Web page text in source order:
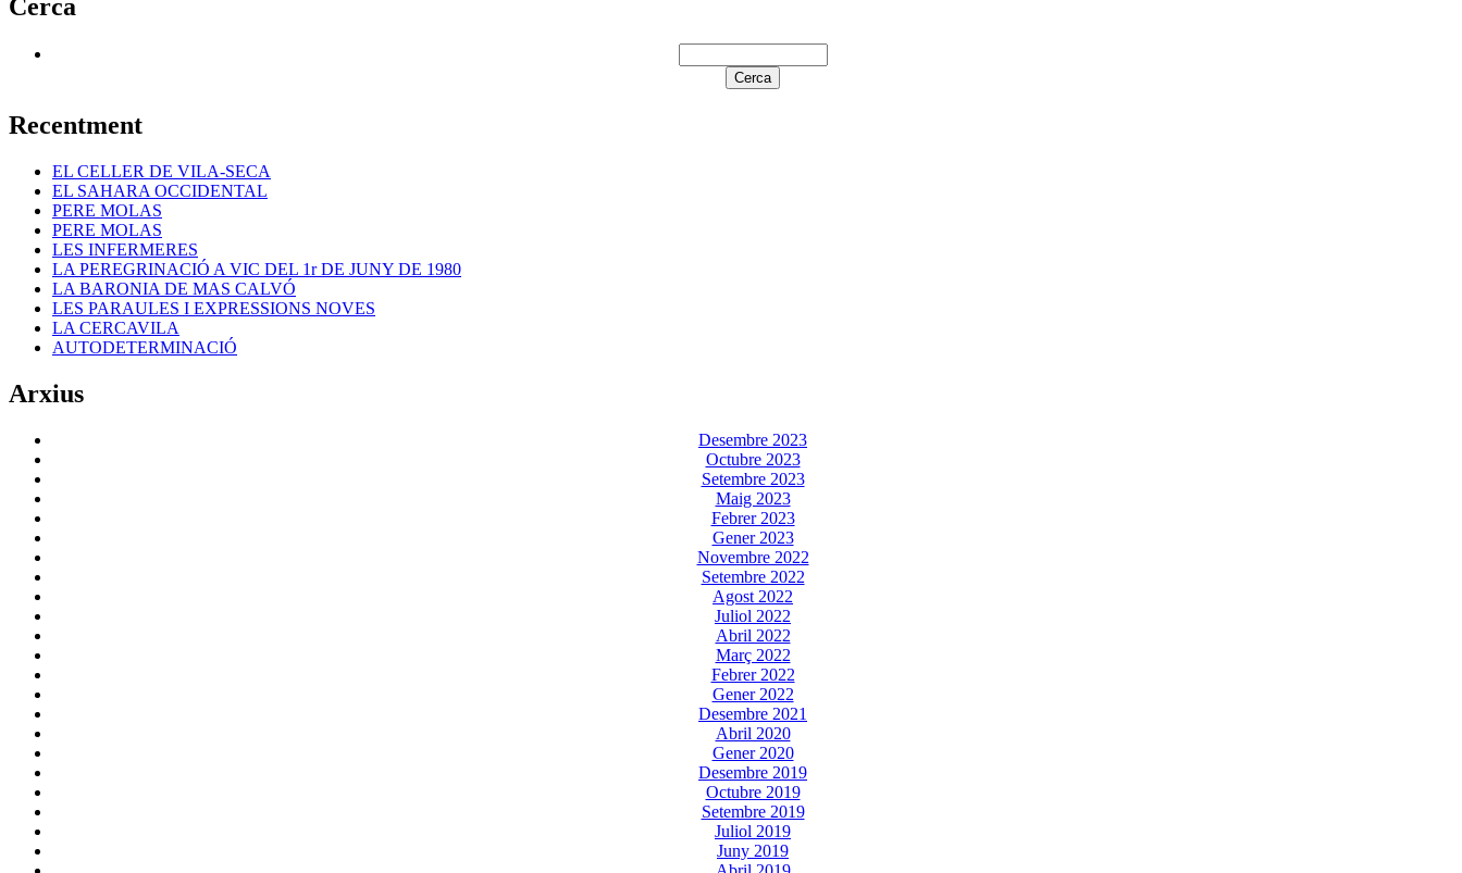
Cerca
Recentment
EL CELLER DE VILA-SECA
EL SAHARA OCCIDENTAL
PERE MOLAS
PERE MOLAS
LES INFERMERES
LA PEREGRINACIÓ A VIC DEL 1r DE JUNY DE 1980
LA BARONIA DE MAS CALVÓ
LES PARAULES I EXPRESSIONS NOVES
LA CERCAVILA
AUTODETERMINACIÓ
Arxius
Desembre 2023
Octubre 2023
Setembre 2023
Maig 2023
Febrer 2023
Gener 2023
Novembre 2022
Setembre 2022
Agost 2022
Juliol 2022
Abril 2022
Març 2022
Febrer 2022
Gener 2022
Desembre 2021
Abril 2020
Gener 2020
Desembre 2019
Octubre 2019
Setembre 2019
Juliol 2019
Juny 2019